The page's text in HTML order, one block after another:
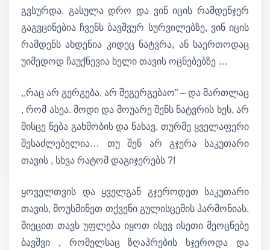
გვსურდა. გასულა დრო და ვინ იცის რამდენჯერ
გაგვცინებია ჩვენს ბავშვურ სურვილებზე, ვინ იცის
რამდენს ახდენია კიდეც ნატვრა, ან საერთოდაც
უიმედოდ ჩაუქნევია ხელი თავის ოცნებებზე …
,,რაც არ გერგება, არ შეგერგებაო” – და მართლაც
, რომ ასეა. მოდი და მოუარე შენს ნატვრის ხეს, არ
მისცე ნება გახმობის და ნახავ, თურმე ყველაფერი
შესაძლებელია… თუ შენ არ გჯერა საკუთარი
თავის , სხვა რატომ დაგიჯერებს ?!
ყოველთვის და ყველგან გჯეროდეთ საკუთარი
თავის, მოუსმინეთ თქვენი გულისცემის ჰარმონიას,
მიეცით თავს უფლება იყოთ ისევ ისეთი მეოცნებე
ბავშვი , რომელსაც ზღაპრების სჯეროდა და